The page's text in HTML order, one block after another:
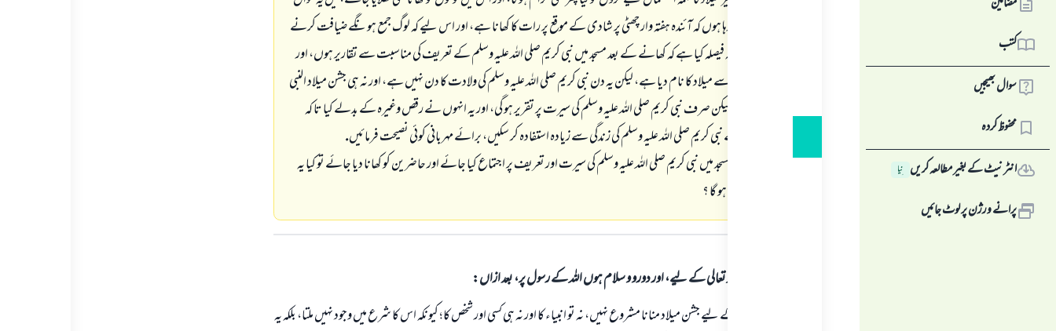
کتب
سوال بھیجیں
محفوظ کردہ
انٹرنیٹ کے بغیر مطالعہ کریں نِیا
پرانے ورژن پر لوٹ جائیں
اس ليے كر رہا ہوں كہ آئندہ ہفتہ وار چھٹى پر شادى كے موقع پر رات كا كھانا ہے، اور اس ليے كہ لوگ جمع ہونگے ضيافت كرنے
والوں نے يہ فيصلہ كيا ہے كہ كھانے كے بعد مسجد ميں نبى كريم صلى اللہ عليہ وسلم كے تعريف كى مناسبت سے تقارير ہوں، اور
انہوں نے اسے ميلاد كا نام ديا ہے، ليكن يہ دن نبى كريم صلى اللہ عليہ وسلم كى ولادت كا دن نہيں ہے، اور نہ ہى جشن ميلاد النبى
منايا جائيگا، ليكن صرف نبى كريم صلى اللہ عليہ وسلم كى سيرت پر تقرير ہو گى، اور يہ انہوں نے رقص وغيرہ كے بدلے كيا تا كہ
لوگ اس سے نبى كريم صلى اللہ عليہ وسلم كى زندگى سے زيادہ استفادہ كر سكيں، برائے مہربانى كوئى نصيحت فرمائيں.
دوم: جب مسجد ميں نبى كريم صلى اللہ عليہ وسلم كى سيرت اور تعريف پر اجتماع كيا جائے اور حاضرين كو كھانا ديا جائے تو كيا يہ
اجتماع حرام ہو گا ؟
ہمہ قسم کی حمد اللہ تعالی کے لیے، اور دورو و سلام ہوں اللہ کے رسول پر، بعد ازاں:
كسى بھى شخص كے ليے جشن ميلاد منانا مشروع نہيں، نہ تو انبياء كا اور نہ ہى كسى اور شخص كا؛ كيونكہ اس كا شرع ميں وجود نہيں ملتا، بلكہ يہ